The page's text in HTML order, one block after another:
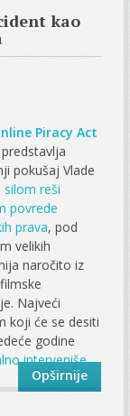
kao
Piracy Act
predstavlja
pokušaj Vlade
silom reši
povrede
prava, pod
velikih
naročito iz
Najveći
koji će se desiti
godine
interveniše...
Opširnije